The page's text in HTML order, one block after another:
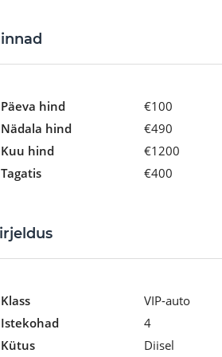
Päeva hind
€100
Nädala hind
€490
Kuu hind
€1200
Tagatis
€400
Klass
VIP-auto
Istekohad
4
Kütus
Diisel